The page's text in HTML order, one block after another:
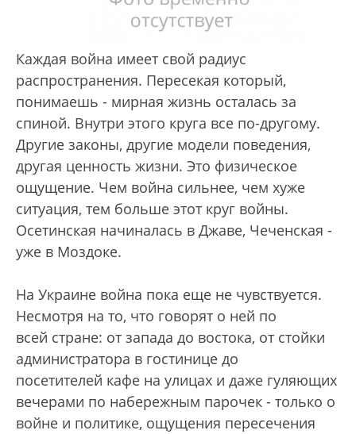
Каждая война имеет свой радиус
распространения. Пересекая который,
понимаешь - мирная жизнь осталась за
спиной. Внутри этого круга все по-другому.
Другие законы, другие модели поведения,
другая ценность жизни. Это физическое
ощущение. Чем война сильнее, чем хуже
ситуация, тем больше этот круг войны.
Осетинская начиналась в Джаве, Чеченская -
уже в Моздоке.
На Украине война пока еще не чувствуется.
Несмотря на то, что говорят о ней по
всей стране: от запада до востока, от стойки
администратора в гостинице до
посетителей кафе на улицах и даже гуляющих
вечерами по набережным парочек - только о
войне и политике, ощущения пересечения